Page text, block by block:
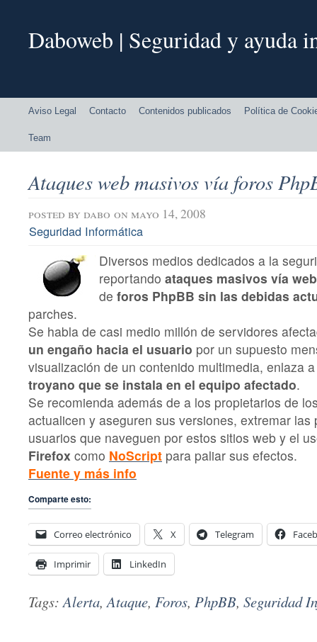
Daboweb | Seguridad y ayuda
Aviso Legal Contacto Contenidos publicados Política de
Team
Ataques web masivos vía foros
posted by dabo on mayo 14, 2008
Seguridad Informática
Diversos medios dedicados a la
reportando ataques masivos vía
de foros PhpBB sin las debidas
parches.
Se habla de casi medio millón de servidores
un engaño hacia el usuario por un supuesto
visualización de un contenido multimedia, enlaza
troyano que se instala en el equipo afectado.
Se recomienda además de a los propietarios de
actualicen y aseguren sus versiones, extremar las
usuarios que naveguen por estos sitios web y el
Firefox como NoScript para paliar sus efectos.
Fuente y más info
Comparte esto:
Correo electrónico X Telegram
Imprimir LinkedIn
Tags:Alerta,Ataque, Foros, PhpBB, Seguridad